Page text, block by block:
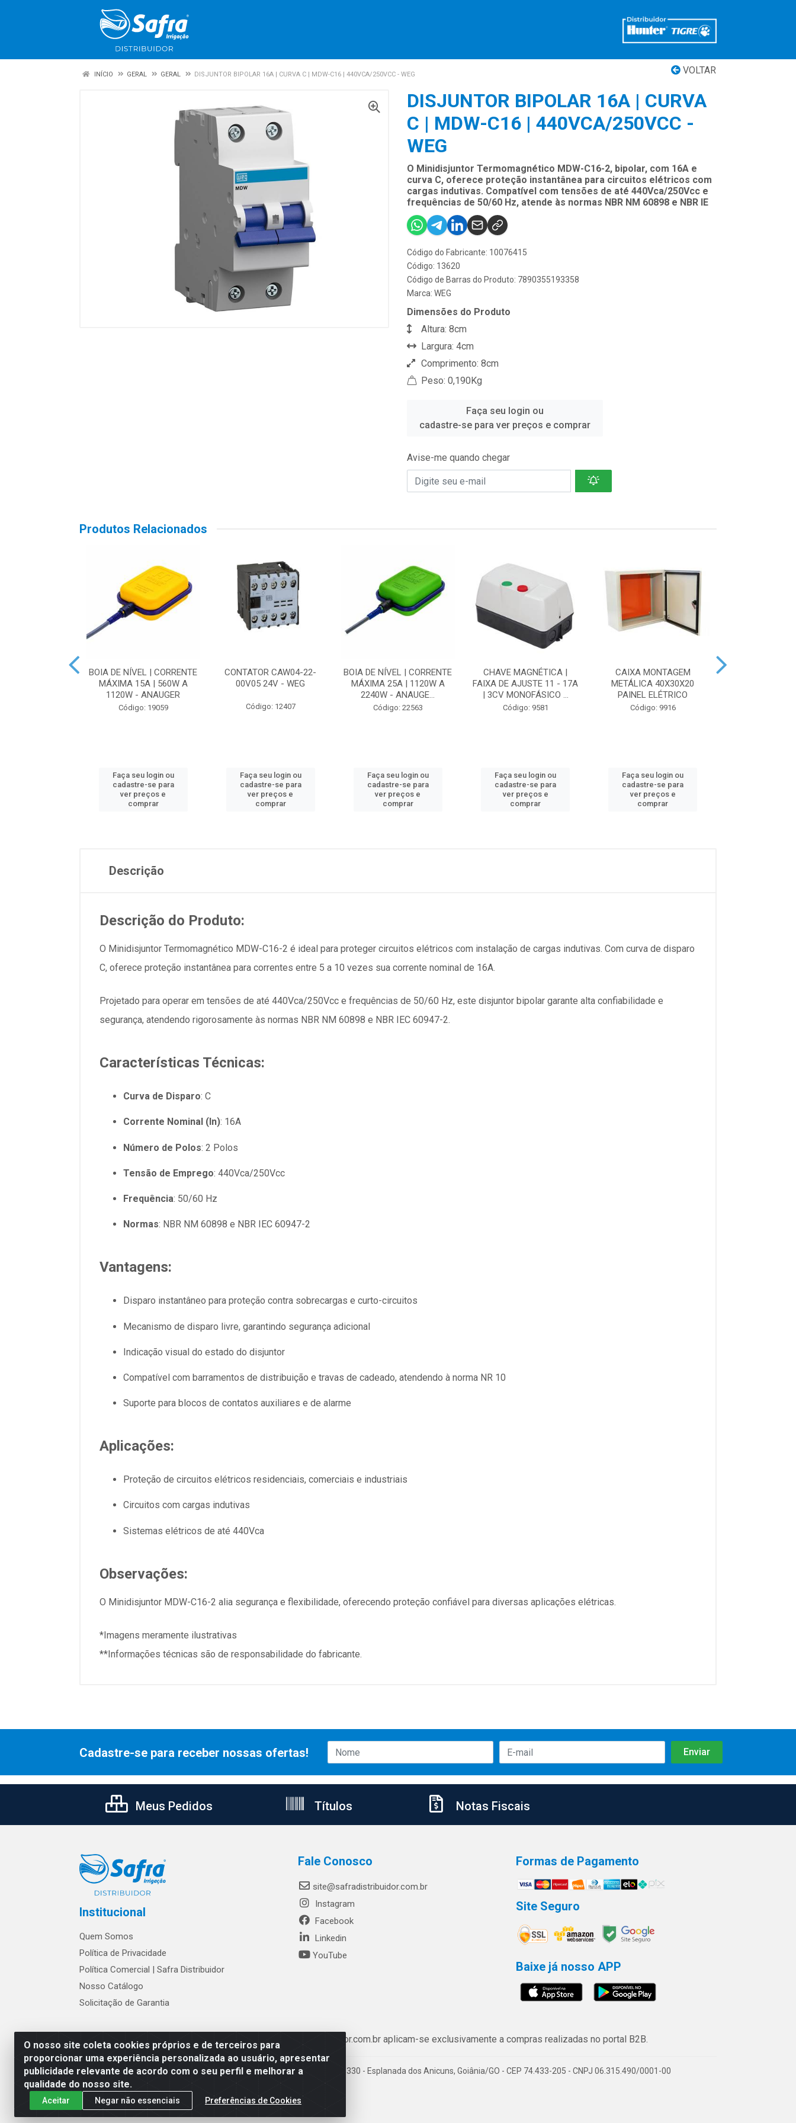
VOLTAR
INÍCIO GERAL GERAL DISJUNTOR BIPOLAR 16A | CURVA C | MDW-C16 | 440VCA/250VCC - WEG
DISJUNTOR BIPOLAR 16A | CURVA
C | MDW-C16 | 440VCA/250VCC -
WEG
O Minidisjuntor Termomagnético MDW-C16-2, bipolar, com 16A e
curva C, oferece proteção instantânea para circuitos elétricos com
cargas indutivas. Compatível com tensões de até 440Vca/250Vcc e
frequências de 50/60 Hz, atende às normas NBR NM 60898 e NBR IE
Código do Fabricante: 10076415
Código: 13620
Código de Barras do Produto: 7890355193358
Marca: WEG
Dimensões do Produto
Altura: 8cm
Largura: 4cm
Comprimento: 8cm
Peso: 0,190Kg
Faça seu login ou
cadastre-se para ver preços e comprar
Avise-me quando chegar
Produtos Relacionados
BOIA DE NÍVEL | CORRENTE
MÁXIMA 15A | 560W A
1120W - ANAUGER
Código: 19059
Faça seu login ou
cadastre-se para
ver preços e
comprar
CONTATOR CAW04-22-
00V05 24V - WEG
Código: 12407
Faça seu login ou
cadastre-se para
ver preços e
comprar
BOIA DE NÍVEL | CORRENTE
MÁXIMA 25A | 1120W A
2240W - ANAUGE...
Código: 22563
Faça seu login ou
cadastre-se para
ver preços e
comprar
CHAVE MAGNÉTICA |
FAIXA DE AJUSTE 11 - 17A
| 3CV MONOFÁSICO ...
Código: 9581
Faça seu login ou
cadastre-se para
ver preços e
comprar
CAIXA MONTAGEM
METÁLICA 40X30X20
PAINEL ELÉTRICO
Código: 9916
Faça seu login ou
cadastre-se para
ver preços e
comprar
Descrição
Descrição do Produto:
O Minidisjuntor Termomagnético MDW-C16-2 é ideal para proteger circuitos elétricos com instalação de cargas indutivas. Com curva de disparo
C, oferece proteção instantânea para correntes entre 5 a 10 vezes sua corrente nominal de 16A.
Projetado para operar em tensões de até 440Vca/250Vcc e frequências de 50/60 Hz, este disjuntor bipolar garante alta confiabilidade e
segurança, atendendo rigorosamente às normas NBR NM 60898 e NBR IEC 60947-2.
Características Técnicas:
Curva de Disparo: C
Corrente Nominal (In): 16A
Número de Polos: 2 Polos
Tensão de Emprego: 440Vca/250Vcc
Frequência: 50/60 Hz
Normas: NBR NM 60898 e NBR IEC 60947-2
Vantagens:
Disparo instantâneo para proteção contra sobrecargas e curto-circuitos
Mecanismo de disparo livre, garantindo segurança adicional
Indicação visual do estado do disjuntor
Compatível com barramentos de distribuição e travas de cadeado, atendendo à norma NR 10
Suporte para blocos de contatos auxiliares e de alarme
Aplicações:
Proteção de circuitos elétricos residenciais, comerciais e industriais
Circuitos com cargas indutivas
Sistemas elétricos de até 440Vca
Observações:
O Minidisjuntor MDW-C16-2 alia segurança e flexibilidade, oferecendo proteção confiável para diversas aplicações elétricas.
*Imagens meramente ilustrativas
**Informações técnicas são de responsabilidade do fabricante.
O nosso site coleta cookies próprios e de terceiros para
proporcionar uma experiência personalizada ao usuário, apresentar
publicidade relevante de acordo com o seu perfil e melhorar a
qualidade do nosso site.
Aceitar Negar não essenciais Preferências de Cookies
Cadastre-se para receber nossas ofertas!
Meus Pedidos Títulos Notas Fiscais
Institucional
Quem Somos
Política de Privacidade
Política Comercial | Safra Distribuidor
Nosso Catálogo
Solicitação de Garantia
Fale Conosco
site@safradistribuidor.com.br
Instagram
Facebook
Linkedin
YouTube
Formas de Pagamento
Site Seguro
Baixe já nosso APP
Os preços e condições de www.safradistribuidor.com.br aplicam-se exclusivamente a compras realizadas no portal B2B.
Safra Agrícola e Pecuária LTDA - Avenida Castelo Branco, 5330 - Esplanada dos Anicuns, Goiânia/GO - CEP 74.433-205 - CNPJ 06.315.490/0001-00